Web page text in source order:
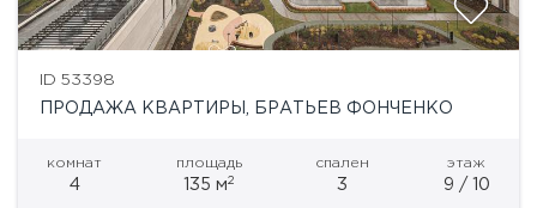
ID 53398
ПРОДАЖА КВАРТИРЫ, БРАТЬЕВ ФОНЧЕНКО
комнат
4
площадь
135 м2
спален
3
этаж
9 / 10